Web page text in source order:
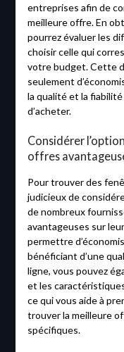
entreprises afin de
meilleure offre. En
pourrez évaluer les
choisir celle qui
votre budget. Cette
seulement
la qualité et la
d’acheter.
Considérer
offres
Pour trouver des
judicieux de
de nombreux
avantageuses sur
permettre
bénéficiant d’une
ligne, vous pouvez
et les
ce qui vous aide à
trouver la meilleure
spécifiques.